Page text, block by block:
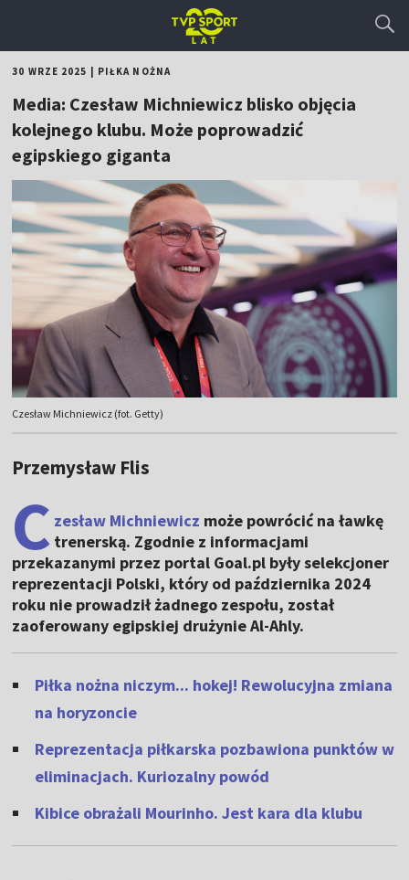
30 WRZE 2025 PIŁKA NOŻNA
Media: Czesław Michniewicz blisko objęcia
kolejnego klubu. Może poprowadzić
egipskiego giganta
Czesław Michniewicz (fot. Getty)
Przemysław Flis
C zesław Michniewicz może powrócić na ławkę
trenerską. Zgodnie z informacjami
przekazanymi przez portal Goal.pl były selekcjoner
reprezentacji Polski, który od października 2024
roku nie prowadził żadnego zespołu, został
zaoferowany egipskiej drużynie Al-Ahly.
Piłka nożna niczym... hokej! Rewolucyjna zmiana
na horyzoncie
Reprezentacja piłkarska pozbawiona punktów w
eliminacjach. Kuriozalny powód
Kibice obrażali Mourinho. Jest kara dla klubu